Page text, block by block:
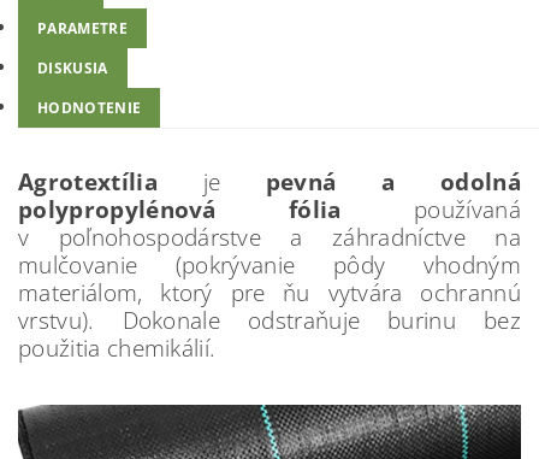
PARAMETRE
DISKUSIA
HODNOTENIE
Agrotextília je pevná a odolná
polypropylénová fólia používaná
v poľnohospodárstve a záhradníctve na
mulčovanie (pokrývanie pôdy vhodným
materiálom, ktorý pre ňu vytvára ochrannú
vrstvu). Dokonale odstraňuje burinu bez
použitia chemikálií.